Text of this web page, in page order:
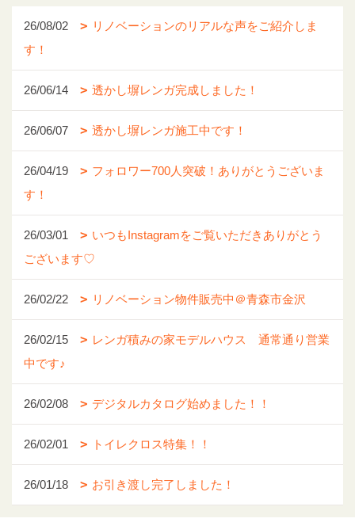
26/08/02
リノベーションのリアルな声をご紹介しま
す！
26/06/14 透かし塀レンガ完成しました！
26/06/07 透かし塀レンガ施工中です！
26/04/19
フォロワー700人突破！ありがとうございま
す！
26/03/01
いつもInstagramをご覧いただきありがとう
ございます♡
26/02/22 リノベーション物件販売中＠青森市金沢
26/02/15
レンガ積みの家モデルハウス 通常通り営業
中です♪
26/02/08 デジタルカタログ始めました！！
26/02/01 トイレクロス特集！！
26/01/18 お引き渡し完了しました！